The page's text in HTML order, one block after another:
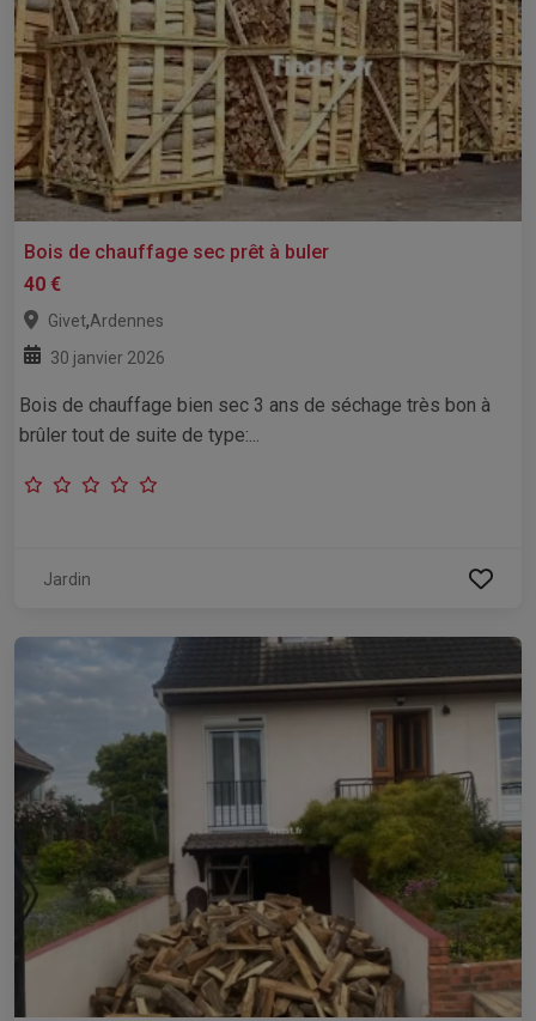
Bois de chauffage sec prêt à buler
40 €
Givet,Ardennes
30 janvier 2026
Bois de chauffage bien sec 3 ans de séchage très bon à
brûler tout de suite de type:...
Jardin